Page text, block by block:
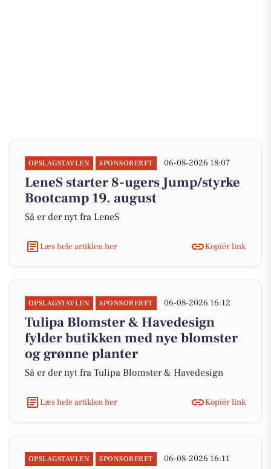
OPSLAGSTAVLEN SPONSORERET 06-08-2026 18:07
LeneS starter 8-ugers Jump/styrke
Bootcamp 19. august
Så er der nyt fra LeneS
Læs hele artiklen her Kopiér link
OPSLAGSTAVLEN SPONSORERET 06-08-2026 16:12
Tulipa Blomster & Havedesign
fylder butikken med nye blomster
og grønne planter
Så er der nyt fra Tulipa Blomster & Havedesign
Læs hele artiklen her Kopiér link
OPSLAGSTAVLEN SPONSORERET 06-08-2026 16:11